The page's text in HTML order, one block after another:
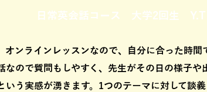
日常英会話コース 大学2回生 Y.T
オンラインレッスンなので、自分に合った時
なので質問もしやすく、先生がその日の様子
いう実感が湧きます。1つのテーマに対して談